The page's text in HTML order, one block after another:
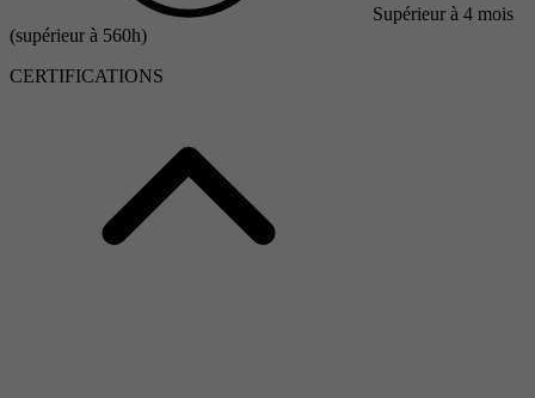
Supérieur à 4 mois
(supérieur à 560h)
CERTIFICATIONS